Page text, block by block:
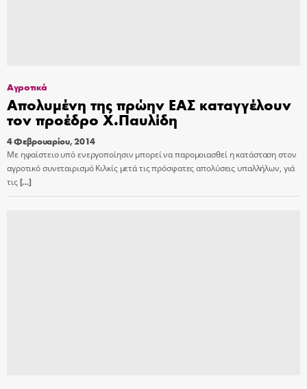
Αγροτικά
Απολυμένη της πρώην ΕΑΣ καταγγέλουν
τον προέδρο Χ.Παυλίδη
4 Φεβρουαρίου, 2014
Με ηφαίστειο υπό ενεργοποίησιν μπορεί να παρομοιασθεί η κατάσταση στον
αγροτικό συνεταιρισμό Κιλκίς μετά τις πρόσφατες απολύσεις υπαλλήλων, γιά
τις[…]